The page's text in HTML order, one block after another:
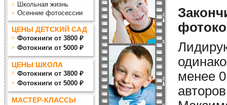
Школьная жизнь
Осенние фотосессии
ЦЕНЫ ДЕТСКИЙ САД
Фотокниги от 3800 ₽
Фотокниги от 5000 ₽
ЦЕНЫ ШКОЛА
Фотокниги от 3800 ₽
Фотокниги от 5000 ₽
МАСТЕР-КЛАССЫ
менее
авторов